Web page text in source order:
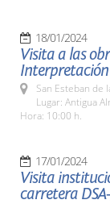
18/01/2024
Visita a las
Interpretación
San Esteban de
Lugar: Antigua
Hora: 10:00 h.
17/01/2024
Visita
carretera